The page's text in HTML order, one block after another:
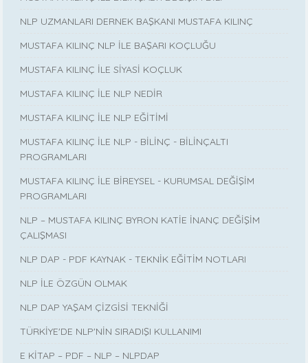
NLP UZMANLARI DERNEK BAŞKANI MUSTAFA KILINÇ
MUSTAFA KILINÇ NLP İLE BAŞARI KOÇLUĞU
MUSTAFA KILINÇ İLE SİYASİ KOÇLUK
MUSTAFA KILINÇ İLE NLP NEDİR
MUSTAFA KILINÇ İLE NLP EĞİTİMİ
MUSTAFA KILINÇ İLE NLP - BİLİNÇ - BİLİNÇALTI
PROGRAMLARI
MUSTAFA KILINÇ İLE BİREYSEL - KURUMSAL DEĞİŞİM
PROGRAMLARI
NLP – MUSTAFA KILINÇ BYRON KATİE İNANÇ DEĞİŞİM
ÇALIŞMASI
NLP DAP - PDF KAYNAK - TEKNİK EĞİTİM NOTLARI
NLP İLE ÖZGÜN OLMAK
NLP DAP YAŞAM ÇİZGİSİ TEKNİĞİ
TÜRKİYE'DE NLP'NİN SIRADIŞI KULLANIMI
E KİTAP – PDF – NLP – NLPDAP